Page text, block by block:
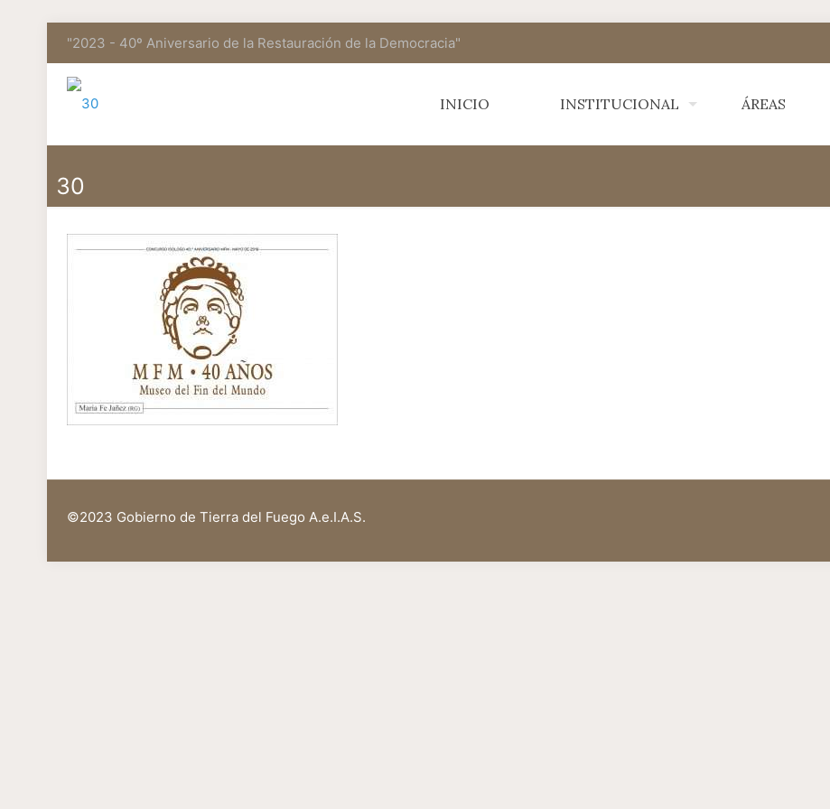
"2023 - 40º Aniversario de la Restauración de la Democracia"
INICIO INSTITUCIONAL ÁREAS
30
©2023 Gobierno de Tierra del Fuego A.e.I.A.S.